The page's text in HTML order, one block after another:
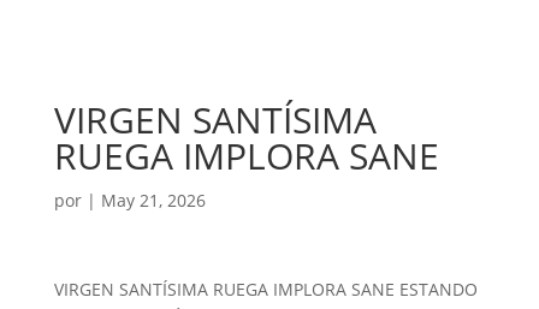
VIRGEN SANTÍSIMA
RUEGA IMPLORA SANE
por | May 21, 2026
VIRGEN SANTÍSIMA RUEGA IMPLORA SANE ESTANDO